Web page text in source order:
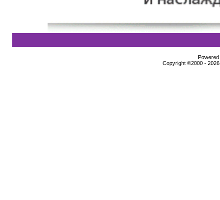
Copyright ©2000 -